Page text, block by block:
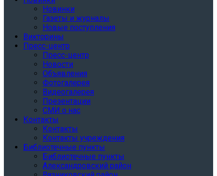
Новинки
Газеты и журналы
Новые поступления
Викторины
Пресс-центр
Пресс-центр
Новости
Объявления
Фотогалерея
Видеогалерея
Презентации
СМИ о нас
Контакты
Контакты
Контакты учреждения
Библиотечные пункты
Библиотечные пункты
Александровский район